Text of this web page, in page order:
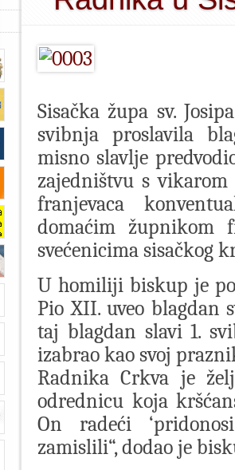
Sisačka župa sv.
svibnja proslavila
misno slavlje
zajedništvu s
franjevaca
domaćim župnikom
svećenicima sisačkog
U homiliji biskup je
Pio XII. uveo blagdan
taj blagdan slavi 1.
izabrao kao svoj
Radnika Crkva je
odrednicu koja
On radeći
zamislili“, dodao je